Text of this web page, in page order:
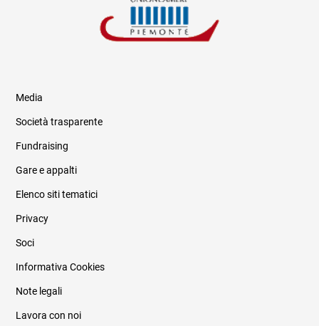
Informazioni legali e trasparenza
Media
Società trasparente
Fundraising
Gare e appalti
Elenco siti tematici
Privacy
Soci
Informativa Cookies
Note legali
Lavora con noi